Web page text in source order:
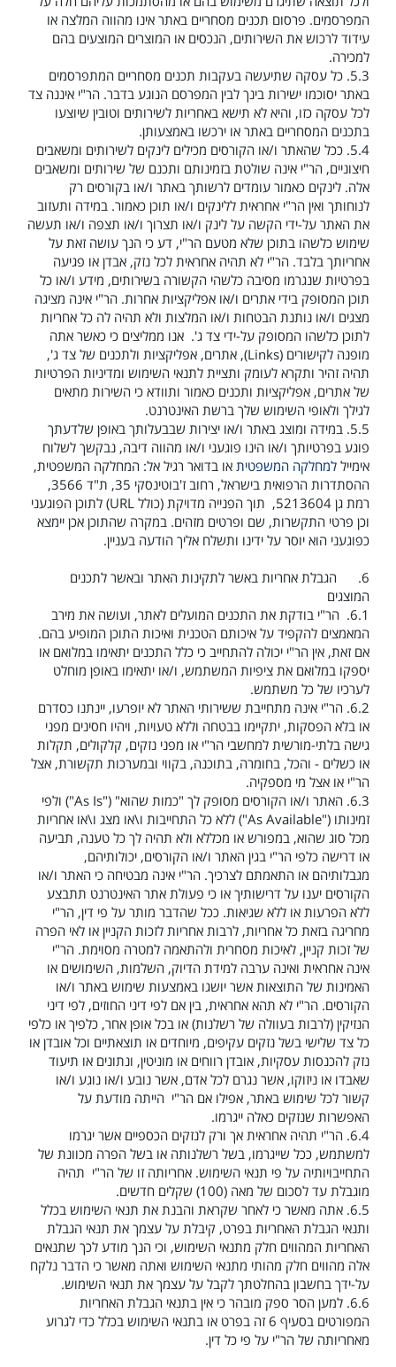
המפרסמים. פרסום תכנים מסחריים באתר אינו מהווה המלצה או
עידוד לרכוש את השירותים, הנכסים או המוצרים המוצעים בהם
למכירה.
5.3. כל עסקה שתיעשה בעקבות תכנים מסחריים המתפרסמים
באתר יסוכמו ישירות בינך לבין המפרסם הנוגע בדבר. הר"י איננה צד
לכל עסקה כזו, והיא לא תישא באחריות לשירותים וטובין שיוצעו
בתכנים המסחריים באתר או ירכשו באמצעותן.
5.4. ככל שהאתר ו/או הקורסים מכילים לינקים לשירותים ומשאבים
חיצוניים, הר"י אינה שולטת בזמינותם ותכנם של שירותים ומשאבים
אלה. לינקים כאמור עומדים לרשותך באתר ו/או בקורסים רק
לנוחותך ואין הר"י אחראית ללינקים ו/או תוכן כאמור. במידה ותעזוב
את האתר על-ידי הקשה על לינק ו/או תצרוך ו/או תצפה ו/או תעשה
שימוש כלשהו בתוכן שלא מטעם הר"י, דע כי הנך עושה זאת על
אחריותך בלבד. הר"י לא תהיה אחראית לכל נזק, אבדן או פגיעה
בפרטיות שנגרמו מסיבה כלשהי הקשורה בשירותים, מידע ו/או כל
תוכן המסופק בידי אתרים ו/או אפליקציות אחרות. הר"י אינה מציגה
מצגים ו/או נותנת הבטחות ו/או המלצות ולא תהיה לה כל אחריות
לתוכן כלשהו המסופק על-ידי צד ג'. אנו ממליצים כי כאשר אתה
מופנה לקישורים (Links), אתרים, אפליקציות ולתכנים של צד ג',
תהיה זהיר ותקרא לעומק ותציית לתנאי השימוש ומדיניות הפרטיות
של אתרים, אפליקציות ותכנים כאמור ותוודא כי השירות מתאים
לגילך ולאופי השימוש שלך ברשת האינטרנט.
5.5. במידה ומוצג באתר ו/או יצירות שבבעלותך באופן שלדעתך
פוגע בפרטיותך ו/או הינו פוגעני ו/או מהווה דיבה, נבקשך לשלוח
אימייל למחלקה המשפטית או בדואר רגיל אל: המחלקה המשפטית,
ההסתדרות הרפואית בישראל, רחוב ז'בוטינסקי 35, ת"ד 3566,
רמת גן 5213604,
תוך הפנייה מדויקת (כולל URL) לתוכן הפוגעני
וכן פרטי התקשרות, שם ופרטים מזהים. במקרה שהתוכן אכן יימצא
כפוגעני הוא יוסר על ידינו ותשלח אליך הודעה בעניין.
6.
הגבלת אחריות באשר לתקינות האתר ובאשר לתכנים
המוצגים
6.1.
הר"י בודקת את התכנים המועלים לאתר, ועושה את מירב
המאמצים להקפיד על איכותם הטכנית ואיכות התוכן המופיע בהם.
אם זאת, אין הר"י יכולה להתחייב כי כלל התכנים יתאימו במלואם או
יספקו במלואם את ציפיות המשתמש, ו/או יתאימו באופן מוחלט
לערכיו של כל משתמש.
6.2. הר"י אינה מתחייבת ששירותי האתר לא יופרעו, יינתנו כסדרם
או בלא הפסקות, יתקיימו בבטחה וללא טעויות, ויהיו חסינים מפני
גישה בלתי-מורשית למחשבי הר"י או מפני נזקים, קלקולים, תקלות
או כשלים - והכל, בחומרה, בתוכנה, בקווי ובמערכות תקשורת, אצל
הר"י או אצל מי מספקיה.
6.3. האתר ו/או הקורסים מסופק לך "כמות שהוא" ("As Is") ולפי
זמינותו ("As Available") ללא כל התחייבות ו\או מצג ו\או אחריות
מכל סוג שהוא, במפורש או מכללא ולא תהיה לך כל טענה, תביעה
או דרישה כלפי הר"י בגין האתר ו/או הקורסים, יכולותיהם,
מגבלותיהם או התאמתם לצרכיך. הר"י אינה מבטיחה כי האתר ו/או
הקורסים יענו על דרישותיך או כי פעולת אתר האינטרנט תתבצע
ללא הפרעות או ללא שגיאות. ככל שהדבר מותר על פי דין, הר"י
מחריגה בזאת כל אחריות, לרבות אחריות לזכות הקניין או לאי הפרה
של זכות קניין, לאיכות מסחרית ולהתאמה למטרה מסוימת. הר"י
אינה אחראית ואינה ערבה למידת הדיוק, השלמות, השימושים או
האמינות של התוצאות אשר יושגו באמצעות שימוש באתר ו/או
הקורסים. הר"י לא תהא אחראית, בין אם לפי דיני החוזים, לפי דיני
הנזיקין (לרבות בעוולה של רשלנות) או בכל אופן אחר, כלפיך או כלפי
כל צד שלישי בשל נזקים עקיפים, מיוחדים או תוצאתיים וכל אובדן או
נזק להכנסות עסקיות, אובדן רווחים או מוניטין, ונתונים או תיעוד
שאבדו או ניזוקו, אשר נגרם לכל אדם, אשר נובע ו/או נוגע ו/או
קשור לכל שימוש באתר, אפילו אם הר"י הייתה מודעת על
האפשרות שנזקים כאלה ייגרמו.
6.4. הר"י תהיה אחראית אך ורק לנזקים הכספיים אשר יגרמו
למשתמש, ככל שייגרמו, בשל רשלנותה או בשל הפרה מכוונת של
התחייבויותיה על פי תנאי השימוש. אחריותה זו של הר"י תהיה
מוגבלת עד לסכום של מאה (100) שקלים חדשים.
6.5. אתה מאשר כי לאחר שקראת והבנת את תנאי השימוש בכלל
ותנאי הגבלת האחריות בפרט, קיבלת על עצמך את תנאי הגבלת
האחריות המהווים חלק מתנאי השימוש, וכי הנך מודע לכך שתנאים
אלה מהווים חלק מהותי מתנאי השימוש ואתה מאשר כי הדבר נלקח
על-ידך בחשבון בהחלטתך לקבל על עצמך את תנאי השימוש.
6.6. למען הסר ספק מובהר כי אין בתנאי הגבלת האחריות
המפורטים בסעיף 6 זה בפרט או בתנאי השימוש בכלל כדי לגרוע
מאחריותה של הר"י על פי כל דין.